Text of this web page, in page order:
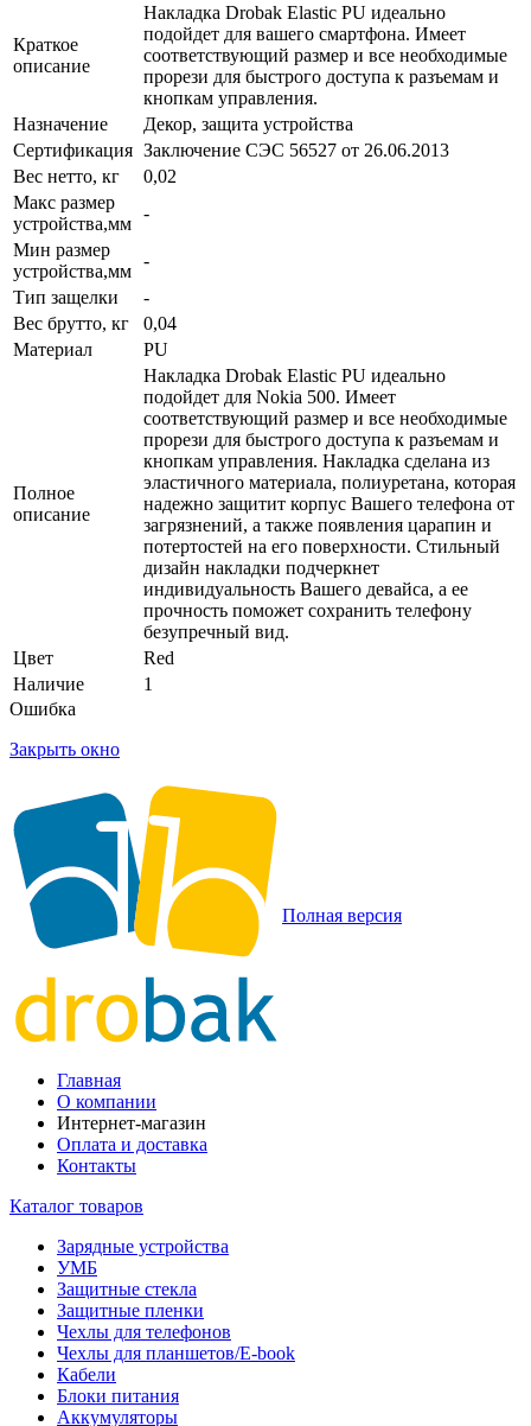
Краткое
описание
Накладка Drobak Elastic PU идеально
подойдет для вашего смартфона. Имеет
соответствующий размер и все необходимые
прорези для быстрого доступа к разъемам и
кнопкам управления.
Назначение
Декор, защита устройства
Сертификация Заключение СЭС 56527 от 26.06.2013
Вес нетто, кг
0,02
Макс размер
устройства,мм
-
Мин размер
устройства,мм
-
Тип защелки
-
Вес брутто, кг
0,04
Материал
PU
Полное
описание
Накладка Drobak Elastic PU идеально
подойдет для Nokia 500. Имеет
соответствующий размер и все необходимые
прорези для быстрого доступа к разъемам и
кнопкам управления. Накладка сделана из
эластичного материала, полиуретана, которая
надежно защитит корпус Вашего телефона от
загрязнений, а также появления царапин и
потертостей на его поверхности. Стильный
дизайн накладки подчеркнет
индивидуальность Вашего девайса, а ее
прочность поможет сохранить телефону
безупречный вид.
Цвет
Red
Наличие
1
Ошибка
Закрыть окно
Полная версия
Главная
О компании
Интернет-магазин
Оплата и доставка
Контакты
Каталог товаров
Зарядные устройства
УМБ
Защитные стекла
Защитные пленки
Чехлы для телефонов
Чехлы для планшетов/E-book
Кабели
Блоки питания
Аккумуляторы